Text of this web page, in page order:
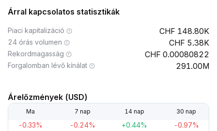
Árral kapcsolatos statisztikák
Piaci kapitalizáció 148.80K
24 órás volumen 5.38K
Rekordmagasság 0.00080822
Forgalomban lévő kínálat 291.00M
Árelőzmények (USD)
Ma 7 nap 14 nap 30 nap
-0.33% -0.24% +0.44% -0.97%